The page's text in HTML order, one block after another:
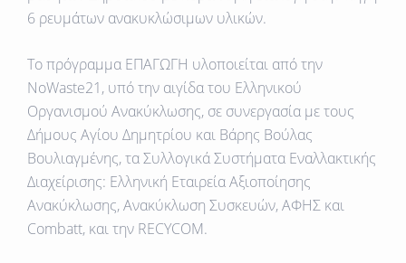
6 ρευμάτων ανακυκλώσιμων υλικών.
Το πρόγραμμα ΕΠΑΓΩΓΗ υλοποιείται από την
NoWaste21, υπό την αιγίδα του Ελληνικού
Οργανισμού Ανακύκλωσης, σε συνεργασία με τους
Δήμους Αγίου Δημητρίου και Βάρης Βούλας
Βουλιαγμένης, τα Συλλογικά Συστήματα Εναλλακτικής
Διαχείρισης: Ελληνική Εταιρεία Αξιοποίησης
Ανακύκλωσης, Ανακύκλωση Συσκευών, ΑΦΗΣ και
Combatt, και την RECYCOM.